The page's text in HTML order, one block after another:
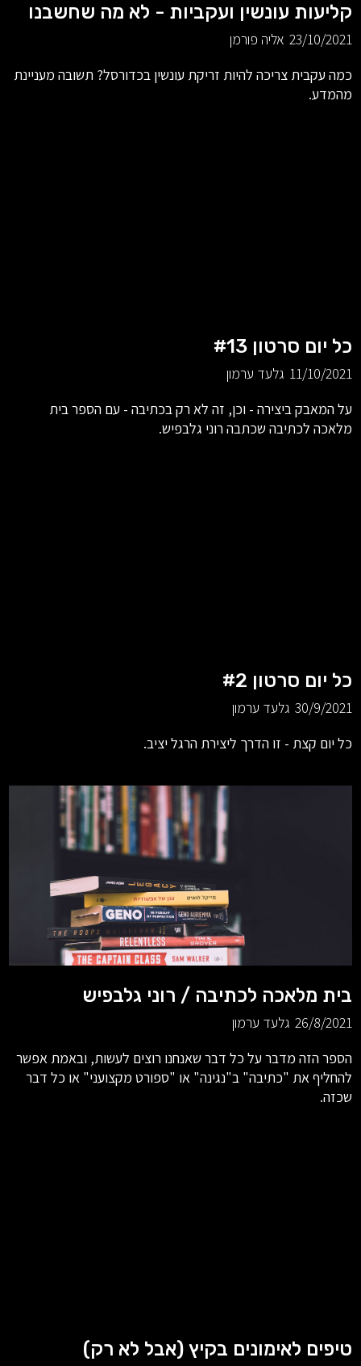
קליעות עונשין ועקביות - לא מה שחשבנו
23/10/2021 אליה פורמן
כמה עקבית צריכה להיות זריקת עונשין בכדורסל? תשובה מעניינת
מהמדע.
כל יום סרטון #13
11/10/2021 גלעד ערמון
על המאבק ביצירה - וכן, זה לא רק בכתיבה - עם הספר בית
מלאכה לכתיבה שכתבה רוני גלבפיש.
כל יום סרטון #2
30/9/2021 גלעד ערמון
כל יום קצת - זו הדרך ליצירת הרגל יציב.
בית מלאכה לכתיבה / רוני גלבפיש
26/8/2021 גלעד ערמון
הספר הזה מדבר על כל דבר שאנחנו רוצים לעשות, ובאמת אפשר
להחליף את "כתיבה" ב"נגינה" או "ספורט מקצועני" או כל דבר
שכזה.
טיפים לאימונים בקיץ (אבל לא רק)